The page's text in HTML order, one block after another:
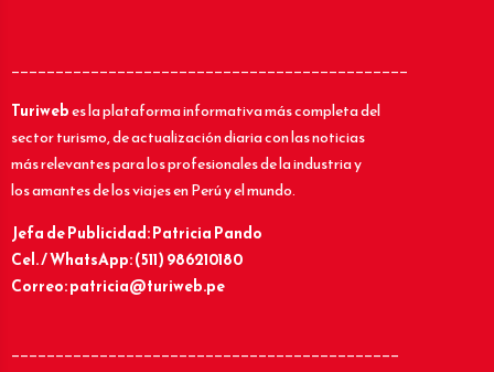
_____________________________________________
Turiwebes la plataforma informativa más completa del
sector turismo, de actualización diaria con las noticias
más relevantes para los profesionales de la industria y
los amantes de los viajes en Perú y el mundo.
Jefa de Publicidad: Patricia Pando
Cel. / WhatsApp: (511) 986210180
Correo: patricia@turiweb.pe
____________________________________________